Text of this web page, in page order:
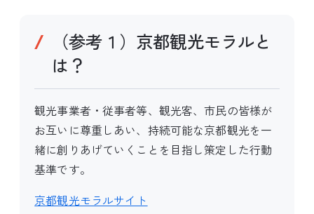
（参考１）京都観光モラルと
は？
観光事業者・従事者等、観光客、市民の皆様が
お互いに尊重しあい、持続可能な京都観光を一
緒に創りあげていくことを目指し策定した行動
基準です。
京都観光モラルサイト